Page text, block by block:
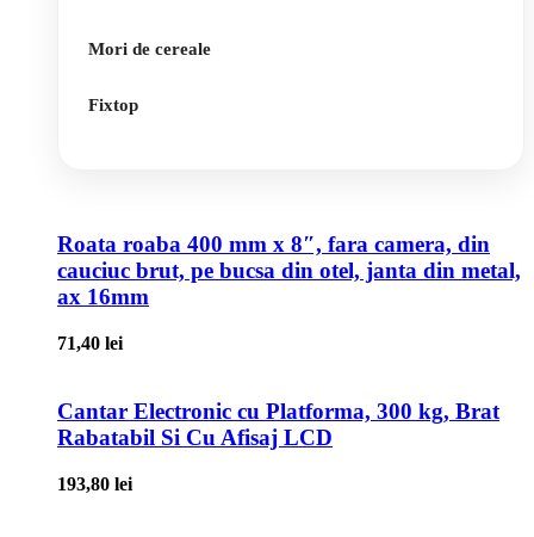
Mori de cereale
Fixtop
Roata roaba 400 mm x 8″, fara camera, din
cauciuc brut, pe bucsa din otel, janta din metal,
ax 16mm
71,40 lei
Cantar Electronic cu Platforma, 300 kg, Brat
Rabatabil Si Cu Afisaj LCD
193,80 lei